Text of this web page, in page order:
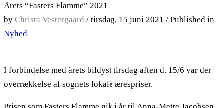
Årets “Fasters Flamme” 2021
by Christa Vestergaard / tirsdag, 15 juni 2021 / Published in
Nyhed
I forbindelse med årets bildyst tirsdag aften d. 15/6 var der
overrækkelse af sognets lokale ærespriser.